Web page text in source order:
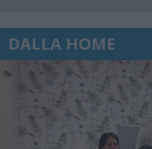
DALLA HOME